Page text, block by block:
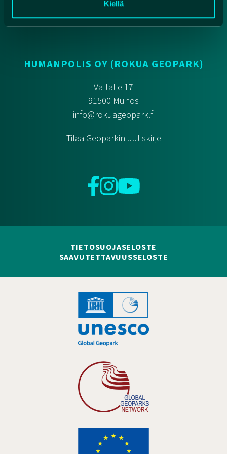
Kiellä
HUMANPOLIS OY (ROKUA GEOPARK)
Valtatie 17
91500 Muhos
info@rokuageopark.fi
Tilaa Geoparkin uutiskirje
Facebook
InstagramYouTube
TIETOSUOJASELOSTE
SAAVUTETTAVUUSSELOSTE
Hankelogo